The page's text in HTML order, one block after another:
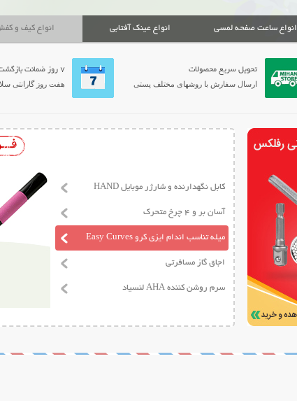
انواع ساعت صفحه لمسی انواع عینک آفتابی انواع کیف و
تحویل سریع محصولات
ارسال سفارش با روشهای مختلف پستی
7 روز ضمانت بازگشت
هفت روز گارانتی
کابل نگهدارنده و شارژر موبایل HAND
آسان بر و 4 چرخ متحرک
میله تناسب اندام ایزی کرو Easy Curves
اجاق گاز مسافرتی
سرم روشن کننده AHA لنسیاد